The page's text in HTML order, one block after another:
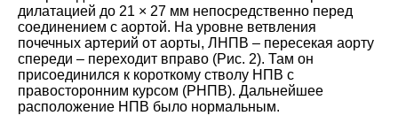
дилатацией до 21 × 27 мм непосредственно перед
соединением с аортой. На уровне ветвления
почечных артерий от аорты, ЛНПВ – пересекая аорту
спереди – переходит вправо (Рис. 2). Там он
присоединился к короткому стволу НПВ с
правосторонним курсом (РНПВ). Дальнейшее
расположение НПВ было нормальным.